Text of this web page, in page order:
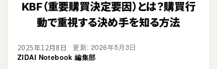
KBF（重要購買決定要因）とは？購買行
動で重視する決め手を知る方法
2025年12月8日
更新: 2026年5月3日
ZIDAI Notebook 編集部